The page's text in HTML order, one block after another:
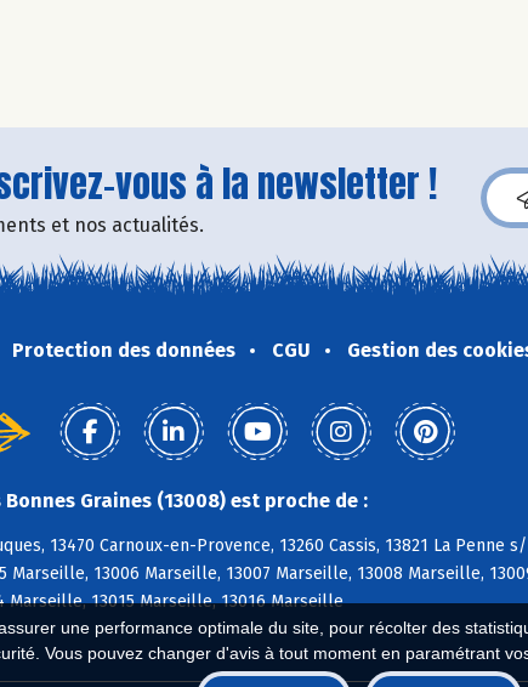
une performance optimale du site, pour récolter des
Vous pouvez changer d'avis à tout moment en paramétrant
vous à la newsletter !
et nos actualités.
Protection des données CGU Gestion des
Graines (13008) est proche de :
13470 Carnoux-en-Provence, 13260 Cassis, 13821 La Penne
Marseille, 13006 Marseille, 13007 Marseille, 13008 Marseille,
Marseille, 13015 Marseille, 13016 Marseille